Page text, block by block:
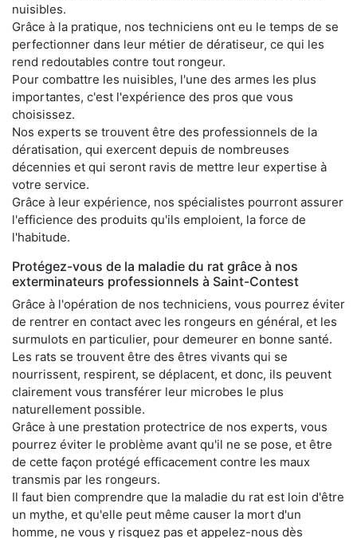
nuisibles.
Grâce à la pratique, nos techniciens ont eu le temps de se
perfectionner dans leur métier de dératiseur, ce qui les
rend redoutables contre tout rongeur.
Pour combattre les nuisibles, l'une des armes les plus
importantes, c'est l'expérience des pros que vous
choisissez.
Nos experts se trouvent être des professionnels de la
dératisation, qui exercent depuis de nombreuses
décennies et qui seront ravis de mettre leur expertise à
votre service.
Grâce à leur expérience, nos spécialistes pourront assurer
l'efficience des produits qu'ils emploient, la force de
l'habitude.
Protégez-vous de la maladie du rat grâce à nos
exterminateurs professionnels à Saint-Contest
Grâce à l'opération de nos techniciens, vous pourrez éviter
de rentrer en contact avec les rongeurs en général, et les
surmulots en particulier, pour demeurer en bonne santé.
Les rats se trouvent être des êtres vivants qui se
nourrissent, respirent, se déplacent, et donc, ils peuvent
clairement vous transférer leur microbes le plus
naturellement possible.
Grâce à une prestation protectrice de nos experts, vous
pourrez éviter le problème avant qu'il ne se pose, et être
de cette façon protégé efficacement contre les maux
transmis par les rongeurs.
Il faut bien comprendre que la maladie du rat est loin d'être
un mythe, et qu'elle peut même causer la mort d'un
homme, ne vous y risquez pas et appelez-nous dès